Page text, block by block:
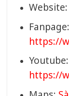
Website:
Fanpage:
https://
Youtube:
https://